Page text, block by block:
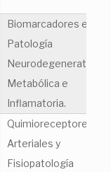
Biomarcadores en
Patología
Neurodegenerativa,
Metabólica e
Inflamatoria.
Quimioreceptores
Arteriales y
Fisiopatología